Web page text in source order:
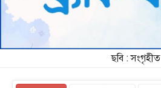
ছবি : সংগৃহীত